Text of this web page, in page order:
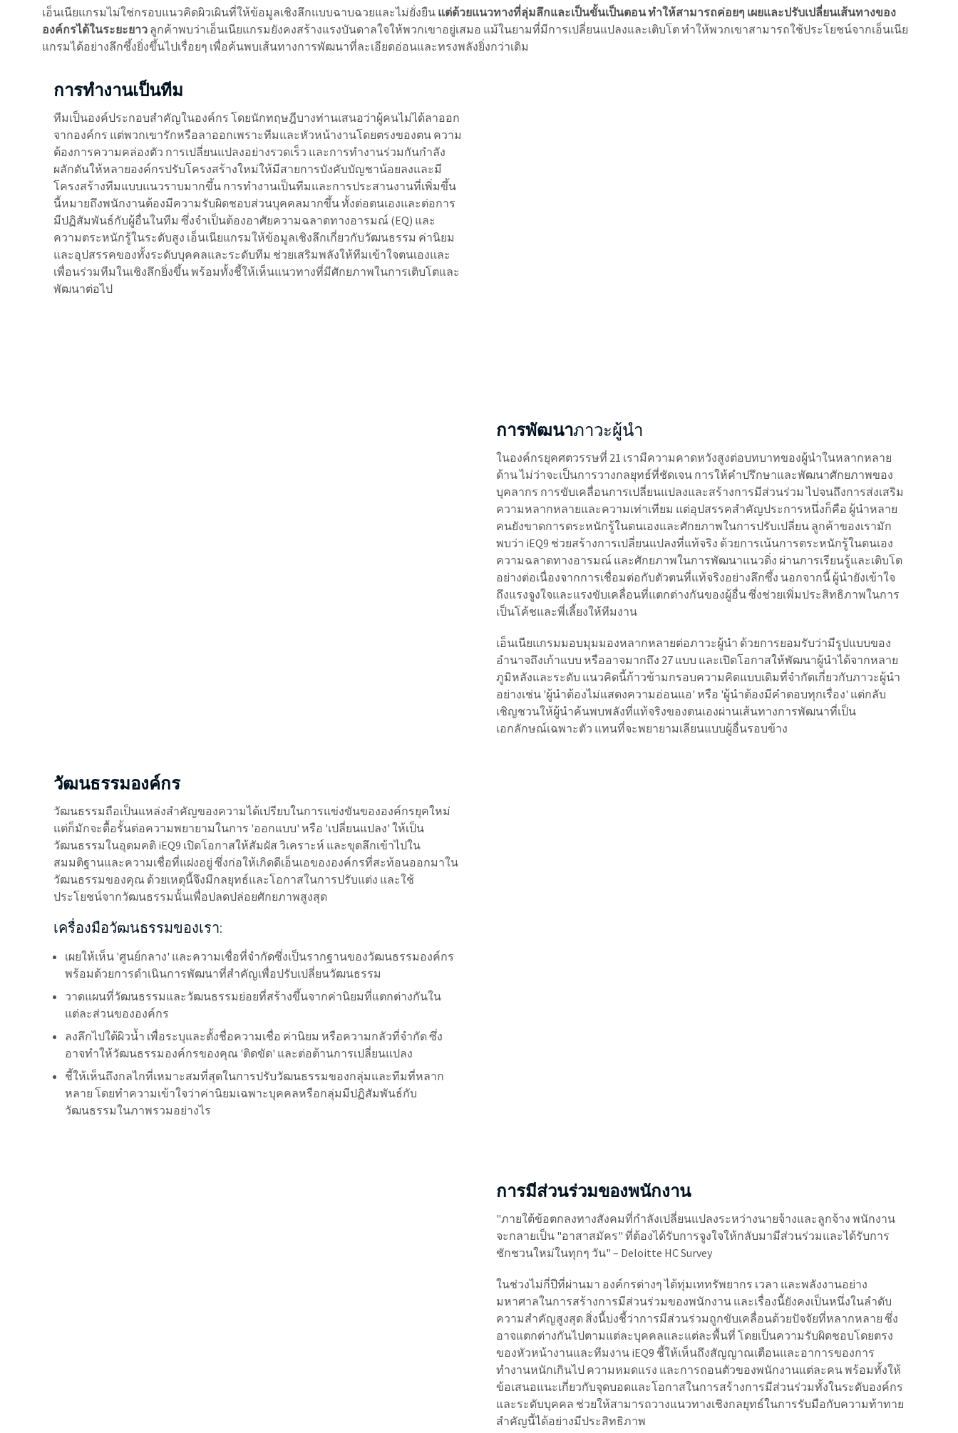
เอ็นเนียแกรมไม่ใช่กรอบแนวคิดผิวเผินที่ให้ข้อมูลเชิงลึกแบบฉาบฉวยและไม่ยั่งยืน แต่ด้วยแนวทางที่ลุ่มลึกและเป็นขั้นเป็นตอน ทำให้สามารถค่อยๆ เผยและปรับเปลี่ยนเส้นทางของ
องค์กรได้ในระยะยาว ลูกค้าพบว่าเอ็นเนียแกรมยังคงสร้างแรงบันดาลใจให้พวกเขาอยู่เสมอ แม้ในยามที่มีการเปลี่ยนแปลงและเติบโต ทำให้พวกเขาสามารถใช้ประโยชน์จากเอ็นเนีย
แกรมได้อย่างลึกซึ้งยิ่งขึ้นไปเรื่อยๆ เพื่อค้นพบเส้นทางการพัฒนาที่ละเอียดอ่อนและทรงพลังยิ่งกว่าเดิม
การทำงานเป็นทีม
ทีมเป็นองค์ประกอบสำคัญในองค์กร โดยนักทฤษฎีบางท่านเสนอว่าผู้คนไม่ได้ลาออก
จากองค์กร แต่พวกเขารักหรือลาออกเพราะทีมและหัวหน้างานโดยตรงของตน ความ
ต้องการความคล่องตัว การเปลี่ยนแปลงอย่างรวดเร็ว และการทำงานร่วมกันกำลัง
ผลักดันให้หลายองค์กรปรับโครงสร้างใหม่ให้มีสายการบังคับบัญชาน้อยลงและมี
โครงสร้างทีมแบบแนวราบมากขึ้น การทำงานเป็นทีมและการประสานงานที่เพิ่มขึ้น
นี้หมายถึงพนักงานต้องมีความรับผิดชอบส่วนบุคคลมากขึ้น ทั้งต่อตนเองและต่อการ
มีปฏิสัมพันธ์กับผู้อื่นในทีม ซึ่งจำเป็นต้องอาศัยความฉลาดทางอารมณ์ (EQ) และ
ความตระหนักรู้ในระดับสูง เอ็นเนียแกรมให้ข้อมูลเชิงลึกเกี่ยวกับวัฒนธรรม ค่านิยม
และอุปสรรคของทั้งระดับบุคคลและระดับทีม ช่วยเสริมพลังให้ทีมเข้าใจตนเองและ
เพื่อนร่วมทีมในเชิงลึกยิ่งขึ้น พร้อมทั้งชี้ให้เห็นแนวทางที่มีศักยภาพในการเติบโตและ
พัฒนาต่อไป
การพัฒนาภาวะผู้นำ
ในองค์กรยุคศตวรรษที่ 21 เรามีความคาดหวังสูงต่อบทบาทของผู้นำในหลากหลาย
ด้าน ไม่ว่าจะเป็นการวางกลยุทธ์ที่ชัดเจน การให้คำปรึกษาและพัฒนาศักยภาพของ
บุคลากร การขับเคลื่อนการเปลี่ยนแปลงและสร้างการมีส่วนร่วม ไปจนถึงการส่งเสริม
ความหลากหลายและความเท่าเทียม แต่อุปสรรคสำคัญประการหนึ่งก็คือ ผู้นำหลาย
คนยังขาดการตระหนักรู้ในตนเองและศักยภาพในการปรับเปลี่ยน ลูกค้าของเรามัก
พบว่า iEQ9 ช่วยสร้างการเปลี่ยนแปลงที่แท้จริง ด้วยการเน้นการตระหนักรู้ในตนเอง
ความฉลาดทางอารมณ์ และศักยภาพในการพัฒนาแนวดิ่ง ผ่านการเรียนรู้และเติบโต
อย่างต่อเนื่องจากการเชื่อมต่อกับตัวตนที่แท้จริงอย่างลึกซึ้ง นอกจากนี้ ผู้นำยังเข้าใจ
ถึงแรงจูงใจและแรงขับเคลื่อนที่แตกต่างกันของผู้อื่น ซึ่งช่วยเพิ่มประสิทธิภาพในการ
เป็นโค้ชและพี่เลี้ยงให้ทีมงาน
เอ็นเนียแกรมมอบมุมมองหลากหลายต่อภาวะผู้นำ ด้วยการยอมรับว่ามีรูปแบบของ
อำนาจถึงเก้าแบบ หรืออาจมากถึง 27 แบบ และเปิดโอกาสให้พัฒนาผู้นำได้จากหลาย
ภูมิหลังและระดับ แนวคิดนี้ก้าวข้ามกรอบความคิดแบบเดิมที่จำกัดเกี่ยวกับภาวะผู้นำ
อย่างเช่น 'ผู้นำต้องไม่แสดงความอ่อนแอ' หรือ 'ผู้นำต้องมีคำตอบทุกเรื่อง' แต่กลับ
เชิญชวนให้ผู้นำค้นพบพลังที่แท้จริงของตนเองผ่านเส้นทางการพัฒนาที่เป็น
เอกลักษณ์เฉพาะตัว แทนที่จะพยายามเลียนแบบผู้อื่นรอบข้าง
วัฒนธรรมองค์กร
วัฒนธรรมถือเป็นแหล่งสำคัญของความได้เปรียบในการแข่งขันขององค์กรยุคใหม่
แต่ก็มักจะดื้อรั้นต่อความพยายามในการ 'ออกแบบ' หรือ 'เปลี่ยนแปลง' ให้เป็น
วัฒนธรรมในอุดมคติ iEQ9 เปิดโอกาสให้สัมผัส วิเคราะห์ และขุดลึกเข้าไปใน
สมมติฐานและความเชื่อที่แฝงอยู่ ซึ่งก่อให้เกิดดีเอ็นเอขององค์กรที่สะท้อนออกมาใน
วัฒนธรรมของคุณ ด้วยเหตุนี้จึงมีกลยุทธ์และโอกาสในการปรับแต่ง และใช้
ประโยชน์จากวัฒนธรรมนั้นเพื่อปลดปล่อยศักยภาพสูงสุด
เครื่องมือวัฒนธรรมของเรา:
เผยให้เห็น 'ศูนย์กลาง' และความเชื่อที่จำกัดซึ่งเป็นรากฐานของวัฒนธรรมองค์กร
พร้อมด้วยการดำเนินการพัฒนาที่สำคัญเพื่อปรับเปลี่ยนวัฒนธรรม
วาดแผนที่วัฒนธรรมและวัฒนธรรมย่อยที่สร้างขึ้นจากค่านิยมที่แตกต่างกันใน
แต่ละส่วนขององค์กร
ลงลึกไปใต้ผิวน้ำ เพื่อระบุและตั้งชื่อความเชื่อ ค่านิยม หรือความกลัวที่จำกัด ซึ่ง
อาจทำให้วัฒนธรรมองค์กรของคุณ 'ติดขัด' และต่อต้านการเปลี่ยนแปลง
ชี้ให้เห็นถึงกลไกที่เหมาะสมที่สุดในการปรับวัฒนธรรมของกลุ่มและทีมที่หลาก
หลาย โดยทำความเข้าใจว่าค่านิยมเฉพาะบุคคลหรือกลุ่มมีปฏิสัมพันธ์กับ
วัฒนธรรมในภาพรวมอย่างไร
การมีส่วนร่วมของพนักงาน
"ภายใต้ข้อตกลงทางสังคมที่กำลังเปลี่ยนแปลงระหว่างนายจ้างและลูกจ้าง พนักงาน
จะกลายเป็น "อาสาสมัคร" ที่ต้องได้รับการจูงใจให้กลับมามีส่วนร่วมและได้รับการ
ชักชวนใหม่ในทุกๆ วัน" – Deloitte HC Survey
ในช่วงไม่กี่ปีที่ผ่านมา องค์กรต่างๆ ได้ทุ่มเททรัพยากร เวลา และพลังงานอย่าง
มหาศาลในการสร้างการมีส่วนร่วมของพนักงาน และเรื่องนี้ยังคงเป็นหนึ่งในลำดับ
ความสำคัญสูงสุด สิ่งนี้บ่งชี้ว่าการมีส่วนร่วมถูกขับเคลื่อนด้วยปัจจัยที่หลากหลาย ซึ่ง
อาจแตกต่างกันไปตามแต่ละบุคคลและแต่ละพื้นที่ โดยเป็นความรับผิดชอบโดยตรง
ของหัวหน้างานและทีมงาน iEQ9 ชี้ให้เห็นถึงสัญญาณเตือนและอาการของการ
ทำงานหนักเกินไป ความหมดแรง และการถอนตัวของพนักงานแต่ละคน พร้อมทั้งให้
ข้อเสนอแนะเกี่ยวกับจุดบอดและโอกาสในการสร้างการมีส่วนร่วมทั้งในระดับองค์กร
และระดับบุคคล ช่วยให้สามารถวางแนวทางเชิงกลยุทธ์ในการรับมือกับความท้าทาย
สำคัญนี้ได้อย่างมีประสิทธิภาพ